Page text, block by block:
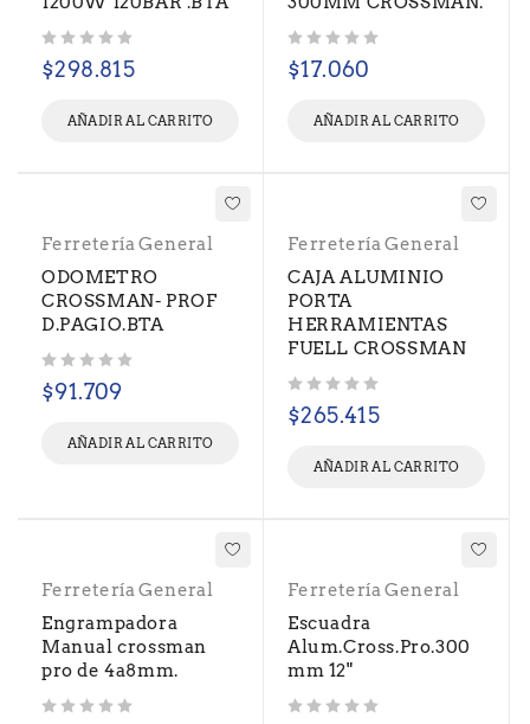
$298.815
AÑADIR AL CARRITO
$17.060
AÑADIR AL CARRITO
Ferretería General
ODOMETRO
CROSSMAN- PROF
D.PAGIO.BTA
$91.709
AÑADIR AL CARRITO
Ferretería General
CAJA ALUMINIO
PORTA
HERRAMIENTAS
FUELL CROSSMAN
$265.415
AÑADIR AL CARRITO
Ferretería General
Engrampadora
Manual crossman
pro de 4a8mm.
Ferretería General
Escuadra
Alum.Cross.Pro.300
mm 12"